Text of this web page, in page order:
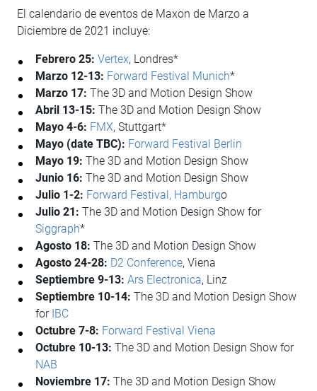
El calendario de eventos de Maxon de Marzo a
Diciembre de 2021 incluye:
Febrero 25: Vertex, Londres*
Marzo 12-13: Forward Festival Munich*
Marzo 17: The 3D and Motion Design Show
Abril 13-15: The 3D and Motion Design Show
Mayo 4-6: FMX, Stuttgart*
Mayo (date TBC): Forward Festival Berlin
Mayo 19: The 3D and Motion Design Show
Junio 16: The 3D and Motion Design Show
Julio 1-2: Forward Festival, Hamburgo
Julio 21: The 3D and Motion Design Show for
Siggraph*
Agosto 18: The 3D and Motion Design Show
Agosto 24-28: D2 Conference, Viena
Septiembre 9-13: Ars Electronica, Linz
Septiembre 10-14: The 3D and Motion Design Show
for IBC
Octubre7-8: Forward Festival Viena
Octubre 10-13: The 3D and Motion Design Show for
NAB
Noviembre 17: The 3D and Motion Design Show